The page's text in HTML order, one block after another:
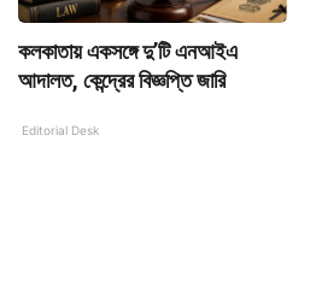
কলকাতায় একসঙ্গে দু’টি এনআইএ
আদালত, কেন্দ্রের বিজ্ঞপ্তি জারি
Editorial Desk